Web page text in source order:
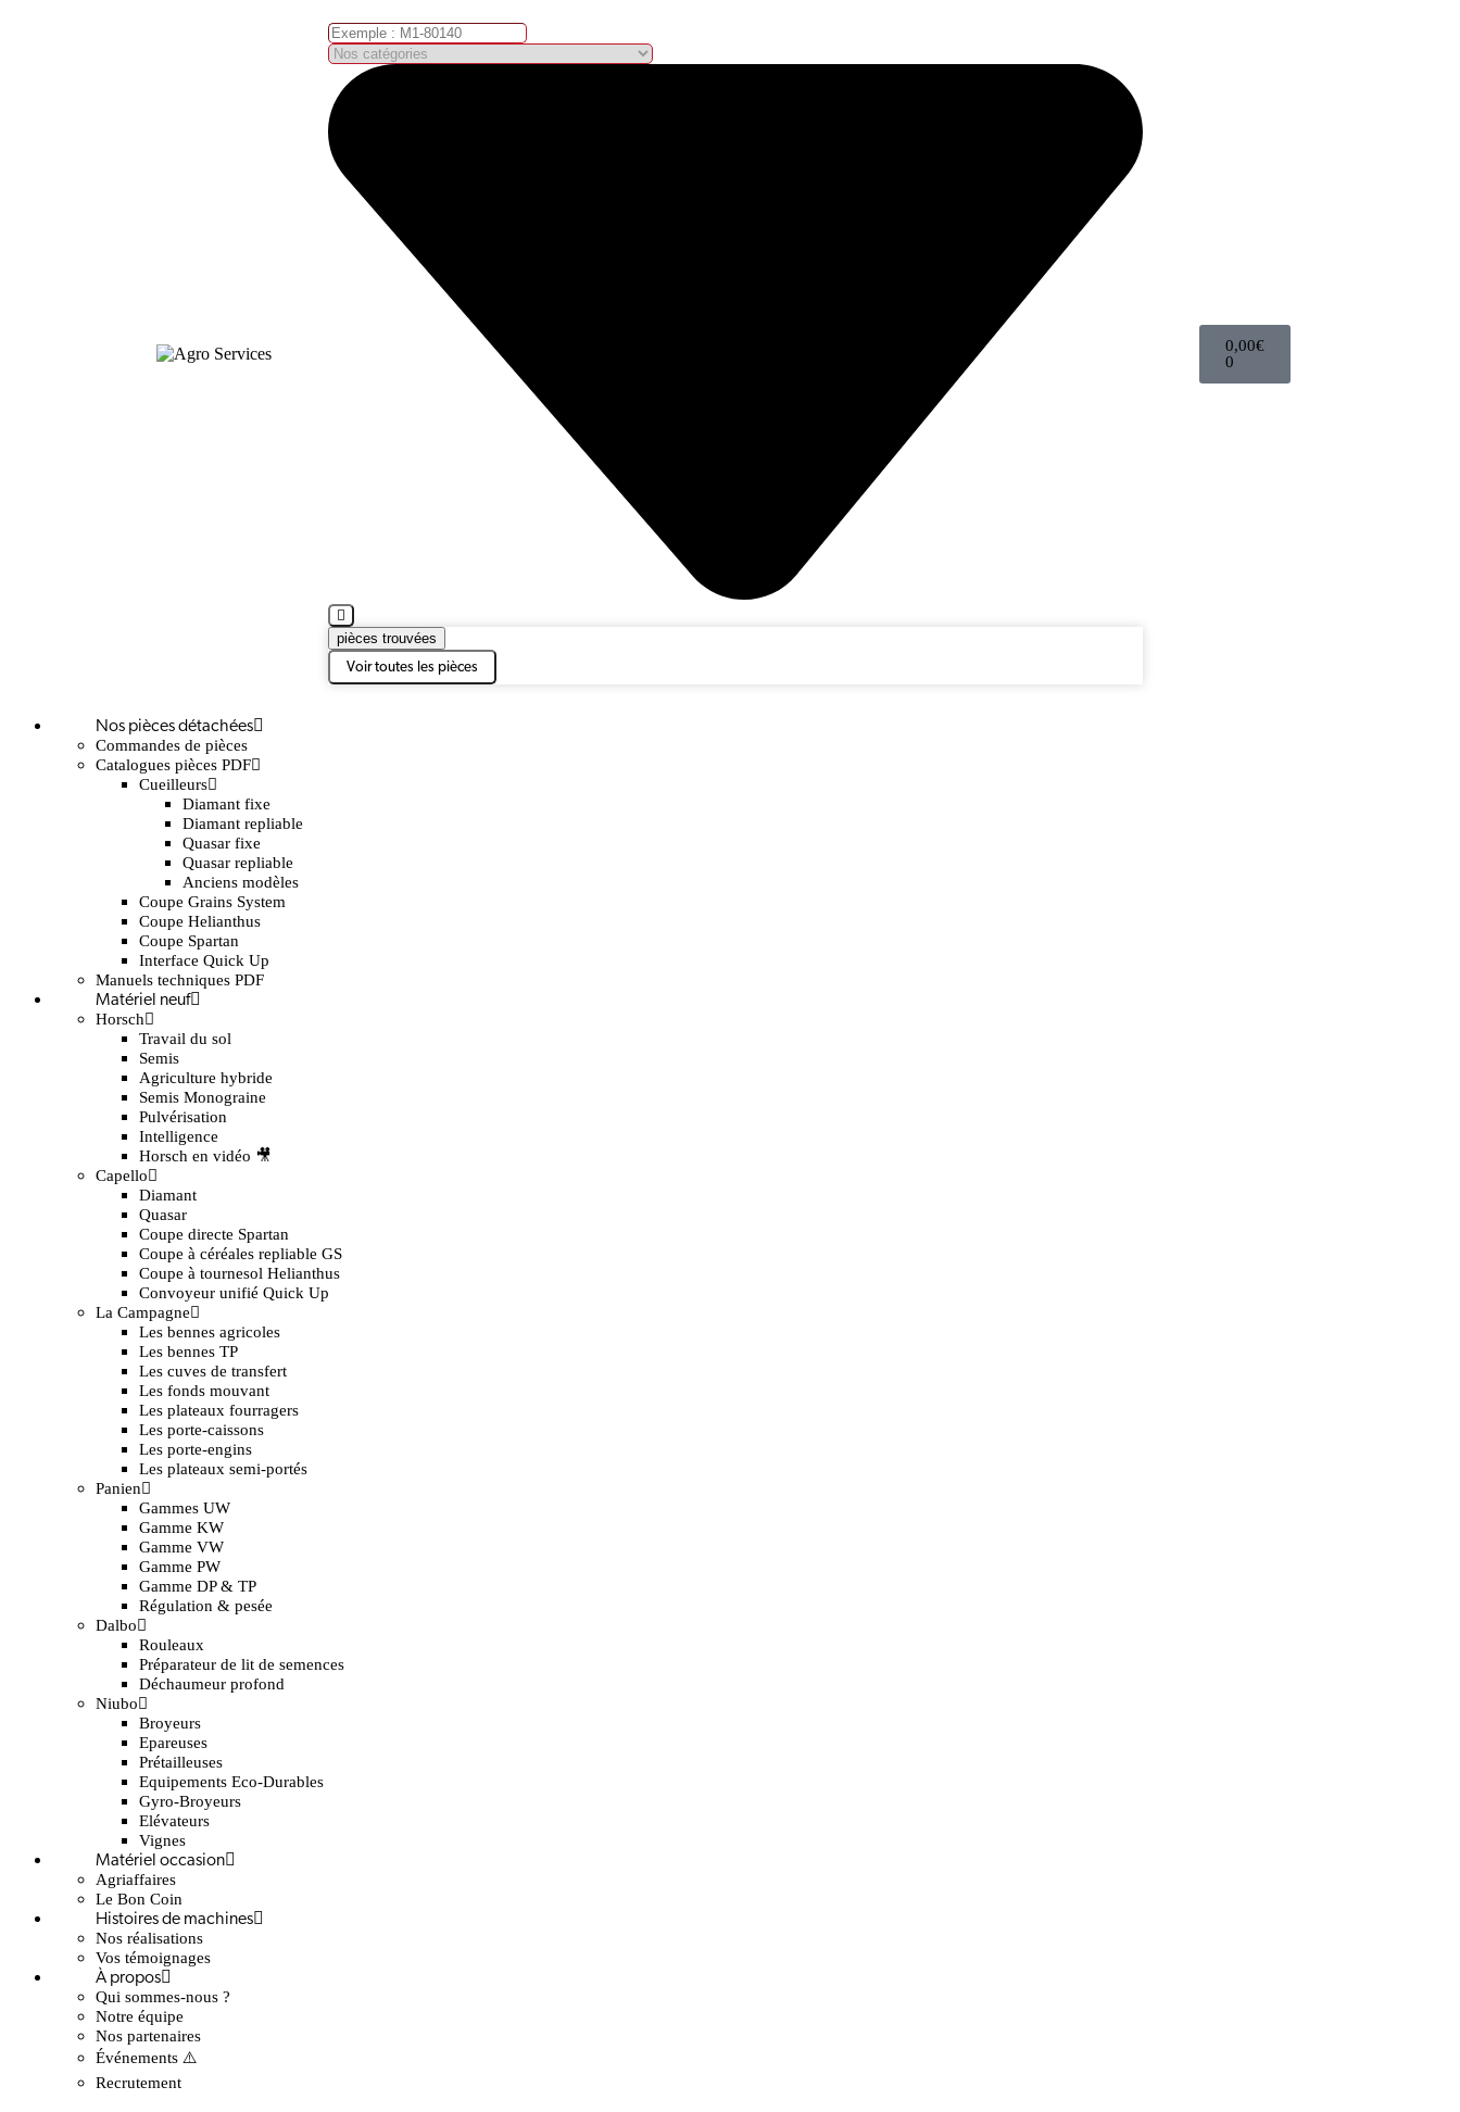
pièces trouvées
Voir toutes les pièces
0,00€
0
Nos pièces détachées
Commandes de pièces
Catalogues pièces PDF
Cueilleurs
Diamant fixe
Diamant repliable
Quasar fixe
Quasar repliable
Anciens modèles
Coupe Grains System
Coupe Helianthus
Coupe Spartan
Interface Quick Up
Manuels techniques PDF
Matériel neuf
Horsch
Travail du sol
Semis
Agriculture hybride
Semis Monograine
Pulvérisation
Intelligence
Horsch en vidéo 🎥
Capello
Diamant
Quasar
Coupe directe Spartan
Coupe à céréales repliable GS
Coupe à tournesol Helianthus
Convoyeur unifié Quick Up
La Campagne
Les bennes agricoles
Les bennes TP
Les cuves de transfert
Les fonds mouvant
Les plateaux fourragers
Les porte-caissons
Les porte-engins
Les plateaux semi-portés
Panien
Gammes UW
Gamme KW
Gamme VW
Gamme PW
Gamme DP & TP
Régulation & pesée
Dalbo
Rouleaux
Préparateur de lit de semences
Déchaumeur profond
Niubo
Broyeurs
Epareuses
Prétailleuses
Equipements Eco-Durables
Gyro-Broyeurs
Elévateurs
Vignes
Matériel occasion
Agriaffaires
Le Bon Coin
Histoires de machines
Nos réalisations
Vos témoignages
À propos
Qui sommes-nous ?
Notre équipe
Nos partenaires
Événements ⚠️
Recrutement